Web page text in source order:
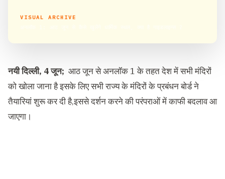
VISUAL ARCHIVE
नयी दिल्ली, 4 जून; आठ जून से अनलॉक 1 के तहत देश में सभी मंदिरों
को खोला जाना है इसके लिए सभी राज्य के मंदिरों के प्रबंधन बोर्ड ने
तैयारियां शुरू कर दी है,इससे दर्शन करने की परंपराओं में काफी बदलाव आ
जाएगा।